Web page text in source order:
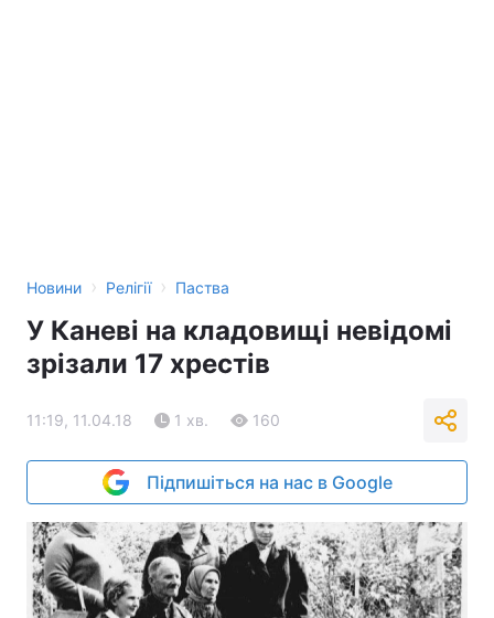
Новини › Релігії › Паства
У Каневі на кладовищі невідомі
зрізали 17 хрестів
11:19, 11.04.18 1 хв. 160
Підпишіться на нас в Google